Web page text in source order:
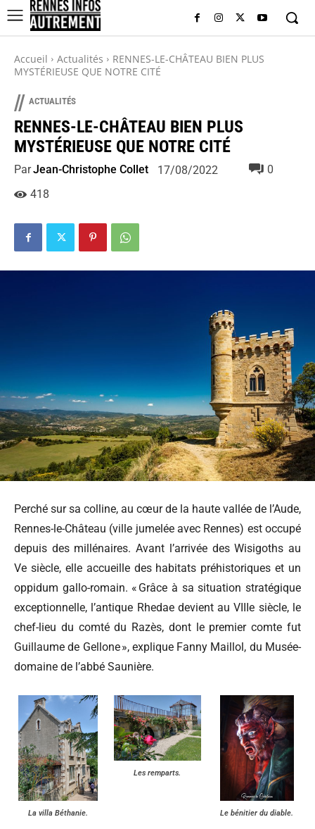
Accueil Actualités
RENNES-LE-CHÂTEAU BIEN PLUS
MYSTÉRIEUSE QUE NOTRE CITÉ
// ACTUALITÉS
RENNES-LE-CHÂTEAU BIEN PLUS
MYSTÉRIEUSE QUE NOTRE CITÉ
ParJean-Christophe Collet 17/08/2022
0
418
Perché sur sa colline, au cœur de la haute vallée de l’Aude,
Rennes-le-Château (ville jumelée avec Rennes) est occupé
depuis des millénaires. Avant l’arrivée des Wisigoths au
Ve siècle, elle accueille des habitats préhistoriques et un
oppidum gallo-romain. « Grâce à sa situation stratégique
exceptionnelle, l’antique Rhedae devient au VIIIe siècle, le
chef-lieu du comté du Razès, dont le premier comte fut
Guillaume de Gellone », explique Fanny Maillol, du Musée-
domaine de l’abbé Saunière.
La villa Béthanie.
Les remparts.
Le bénitier du diable.